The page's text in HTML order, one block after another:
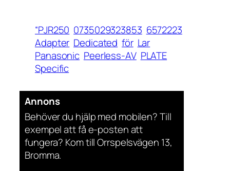
“PJR250 0735029323853 6572223
Adapter Dedicated för Lar
Panasonic Peerless-AV PLATE
Specific
Annons
Behöver du hjälp med mobilen? Till
exempel att få e-posten att
fungera? Kom till Orrspelsvägen 13,
Bromma.